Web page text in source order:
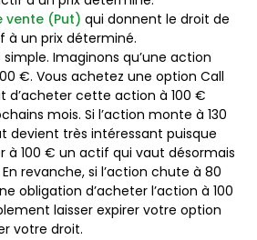
vente (Put) qui donnent le droit de
à un prix déterminé.
Imaginons qu’une action
€. Vous achetez une option Call
d’acheter cette action à 100 €
mois. Si l’action monte à 130
devient très intéressant puisque
à 100 € un actif qui vaut désormais
revanche, si l’action chute à 80
obligation d’acheter l’action à 100
laisser expirer votre option
votre droit.